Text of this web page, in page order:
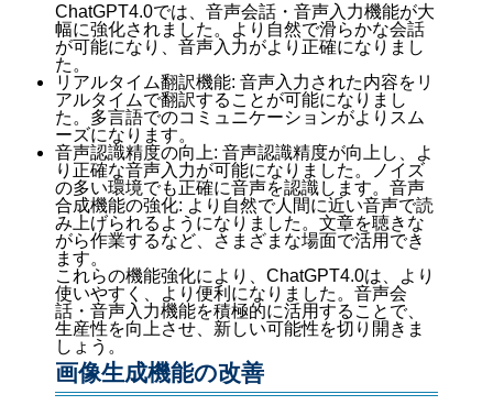
ChatGPT4.0では、音声会話・音声入力機能が大
幅に強化されました。より自然で滑らかな会話
が可能になり、音声入力がより正確になりまし
た。
リアルタイム翻訳機能: 音声入力された内容をリ
アルタイムで翻訳することが可能になりまし
た。多言語でのコミュニケーションがよりスム
ーズになります。
音声認識精度の向上: 音声認識精度が向上し、よ
り正確な音声入力が可能になりました。ノイズ
の多い環境でも正確に音声を認識します。音声
合成機能の強化: より自然で人間に近い音声で読
み上げられるようになりました。文章を聴きな
がら作業するなど、さまざまな場面で活用でき
ます。
これらの機能強化により、ChatGPT4.0は、より
使いやすく、より便利になりました。音声会
話・音声入力機能を積極的に活用することで、
生産性を向上させ、新しい可能性を切り開きま
しょう。
画像生成機能の改善